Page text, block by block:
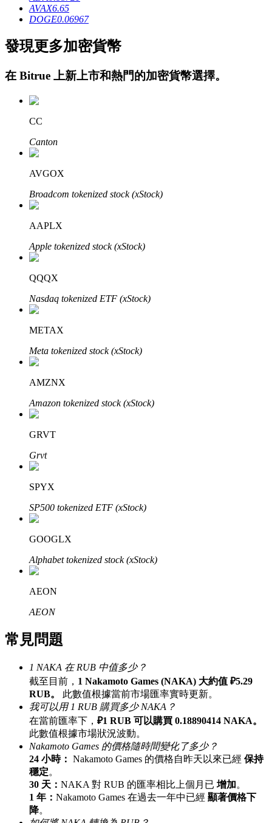
定投理财
享受活期理財及長期收益
了解如何賺取穩定收入
Bitrue
合夥人計劃
Bitrue渠道合伙人
最高達65%佣金！
邀请好友
邀請朋友獲得現金獎勵
充值CASHCAT & 赢取
AVAX6.65
DOGE0.06967
發現更多加密貨幣
在 Bitrue 上新上市和熱門的加密貨幣選擇。
CC
Canton
AVGOX
Broadcom tokenized stock (xStock)
AAPLX
Apple tokenized stock (xStock)
QQQX
Nasdaq tokenized ETF (xStock)
METAX
Meta tokenized stock (xStock)
AMZNX
Amazon tokenized stock (xStock)
GRVT
Grvt
SPYX
SP500 tokenized ETF (xStock)
GOOGLX
Alphabet tokenized stock (xStock)
AEON
AEON
常見問題
1 NAKA 在 RUB 中值多少？
截至目前， 1 Nakamoto Games (NAKA) 大約值 ₽5.29
RUB。
此數值根據當前市場匯率實時更新。
我可以用 1 RUB 購買多少 NAKA？
在當前匯率下， ₽1 RUB 可以購買 0.18890414 NAKA。
此數值根據市場狀況波動。
Nakamoto Games 的價格隨時間變化了多少？
24 小時： Nakamoto Games 的價格自昨天以來已經 保持
穩定。
30 天： NAKA 對 RUB 的匯率相比上個月已 增加。
1 年： Nakamoto Games 在過去一年中已經 顯著價格下
降。